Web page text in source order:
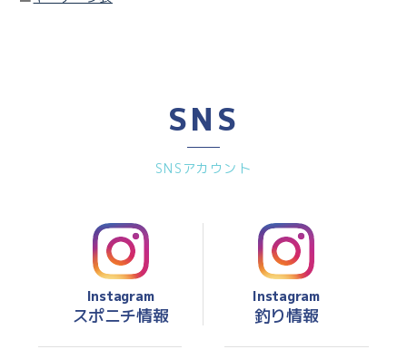
SNS
SNSアカウント
Instagram
スポニチ情報
Instagram
釣り情報